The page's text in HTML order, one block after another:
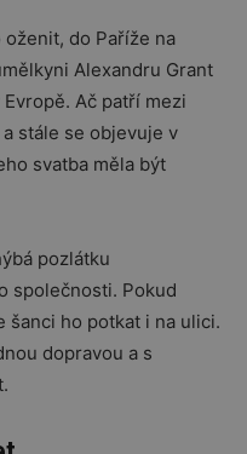
do Paříže na
Alexandru Grant
Ač patří mezi
stále se objevuje v
svatba měla být
pozlátku
společnosti. Pokud
šanci ho potkat i na ulici.
dopravou a s